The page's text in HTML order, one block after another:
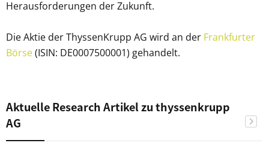
Herausforderungen der Zukunft.
Die Aktie der ThyssenKrupp AG wird an der Frankfurter
Börse(ISIN: DE0007500001) gehandelt.
Aktuelle Research Artikel zu thyssenkrupp
AG